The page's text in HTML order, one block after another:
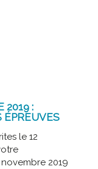
2019 :
ÉPREUVES
le 12
2019